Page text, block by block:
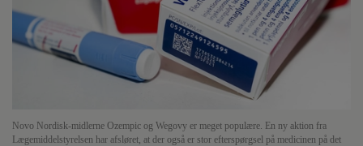
Novo Nordisk-midlerne Ozempic og Wegovy er meget populære. En ny aktion fra
Lægemiddelstyrelsen har afsløret, at der også er stor efterspørgsel på medicinen på det